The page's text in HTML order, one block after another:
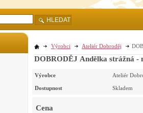
Výrobci Ateliér Dobroděj
DOBRODĚJ Andělka strážná -
Výrobce Ateliér
Dostupnost Skladem
Cena
HLEDAT